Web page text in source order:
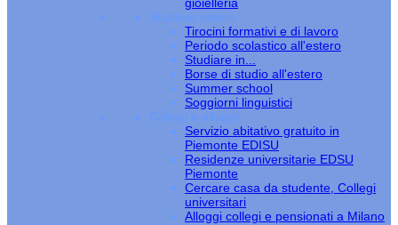
Studiare estero
Tirocini formativi e di lavoro
Periodo scolastico all'estero
Studiare in...
Borse di studio all'estero
Summer school
Soggiorni linguistici
Collegi e alloggi
Servizio abitativo gratuito in
Piemonte EDISU
Residenze universitarie EDSU
Piemonte
Cercare casa da studente, Collegi
universitari
Alloggi collegi e pensionati a Milano